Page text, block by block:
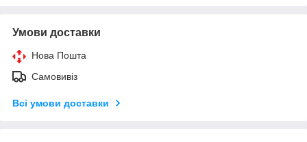
Умови доставки
Нова Пошта
Самовивіз
Всі умови доставки